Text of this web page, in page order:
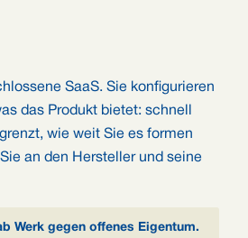
SaaS. Sie konfigurieren
das Produkt bietet: schnell
wie weit Sie es formen
an den Hersteller und seine
Werk gegen offenes Eigentum.